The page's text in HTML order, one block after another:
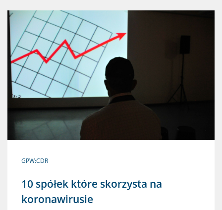
GPW:CDR
10 spółek które skorzysta na
koronawirusie